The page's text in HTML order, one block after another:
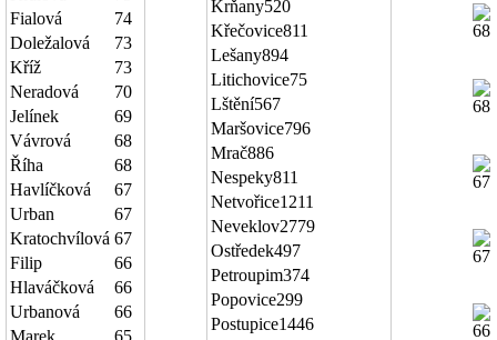
Fialová
74
Doležalová
73
Kříž
73
Neradová
70
Jelínek
69
Vávrová
68
Říha
68
Havlíčková
67
Urban
67
Kratochvílová 67
Filip
66
Hlaváčková
66
Urbanová
66
Marek
65
Krňany520
Křečovice811
Lešany894
Litichovice75
Lštění567
Maršovice796
Mrač886
Nespeky811
Netvořice1211
Neveklov2779
Ostředek497
Petroupim374
Popovice299
Postupice1446